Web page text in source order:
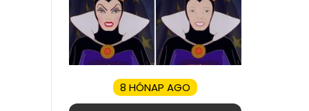
8 HÓNAP AGO